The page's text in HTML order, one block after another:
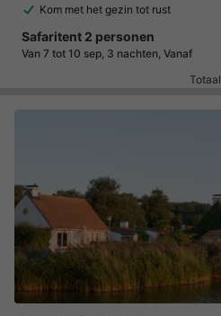
Kom met het gezin tot rust
Safaritent 2 personen
Van 7 tot 10 sep, 3 nachten, Vanaf
Totaal